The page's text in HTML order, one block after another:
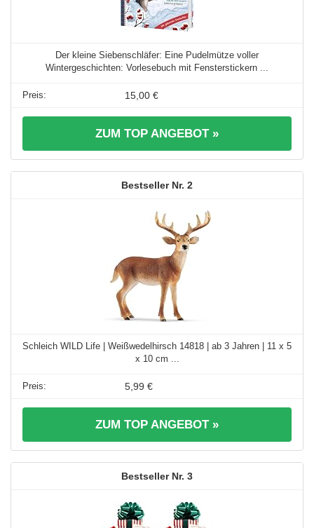
Der kleine Siebenschläfer: Eine Pudelmütze voller
Wintergeschichten: Vorlesebuch mit Fensterstickern ...
15,00 €
ZUM TOP ANGEBOT »
2
Schleich WILD Life | Weißwedelhirsch 14818 | ab 3 Jahren | 11 x 5
x 10 cm ...
5,99 €
ZUM TOP ANGEBOT »
3